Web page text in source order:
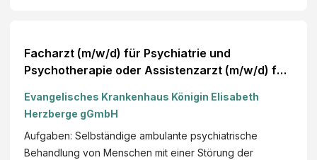
Facharzt (m/w/d) für Psychiatrie und
Psychotherapie oder Assistenzarzt (m/w/d) für
Evangelisches Krankenhaus Königin Elisabeth
Herzberge gGmbH
Aufgaben: Selbständige ambulante psychiatrische
Behandlung von Menschen mit einer Störung der